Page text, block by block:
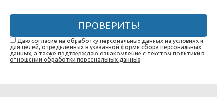
ПРОВЕРИТЬ!
Даю согласие на обработку персональных данных на условиях и
для целей, определенных в указанной форме сбора персональных
данных, а также подтверждаю ознакомление с текстом политики в
отношении обработки персональных данных.